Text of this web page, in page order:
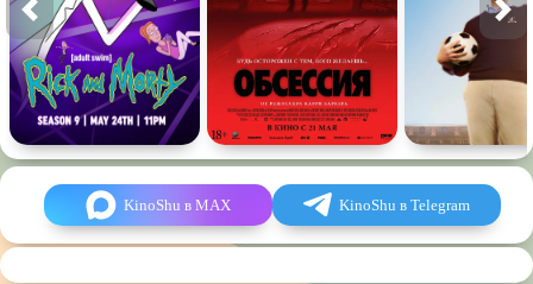
KinoShu в MAX KinoShu в Telegram